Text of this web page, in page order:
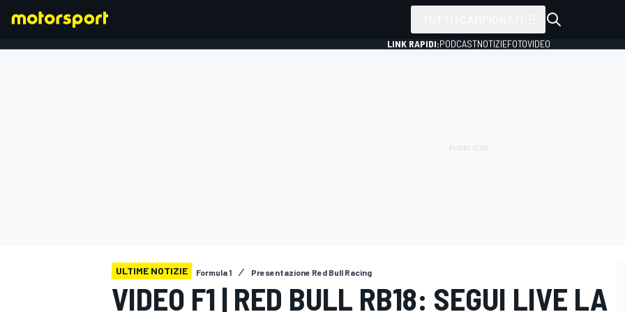
LINK RAPIDI:PODCASTNOTIZIEFOTOVIDEO
ULTIME NOTIZIE Formula 1 Presentazione Red Bull Racing
VIDEO F1 | RED BULL RB18: SEGUI LIVE LA